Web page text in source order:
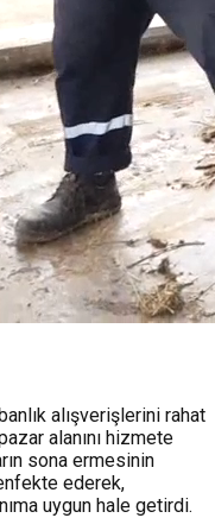
alışverişlerini rahat
alanını hizmete
sona ermesinin
ederek,
uygun hale getirdi.